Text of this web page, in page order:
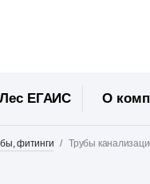
Лес ЕГАИС О
фитинги Трубы